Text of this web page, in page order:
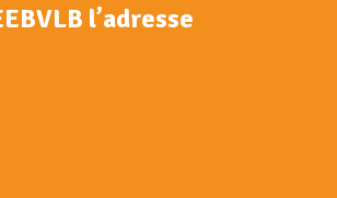
l’adresse